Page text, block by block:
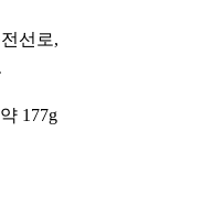
선로,
177g